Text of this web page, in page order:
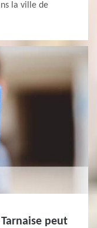
la ville de
peut